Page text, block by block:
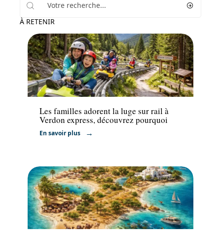
À RETENIR
Activités
Les familles adorent la luge sur rail à
Verdon express, découvrez pourquoi
En savoir plus
Transport